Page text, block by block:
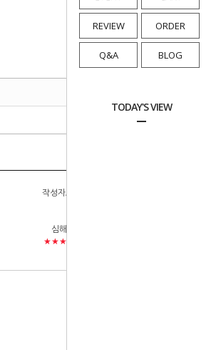
REVIEW ORDER
Q&A BLOG
TODAY'S VIEW
작성자/평점
심해동
★★★★★